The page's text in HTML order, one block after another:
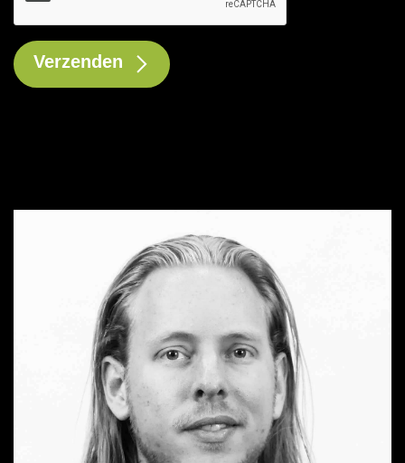
Verzenden